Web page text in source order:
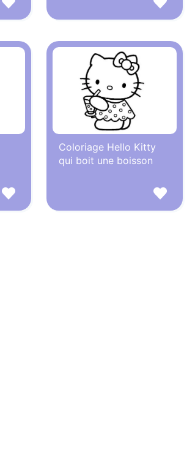
Coloriage Hello Kitty
qui boit une boisson